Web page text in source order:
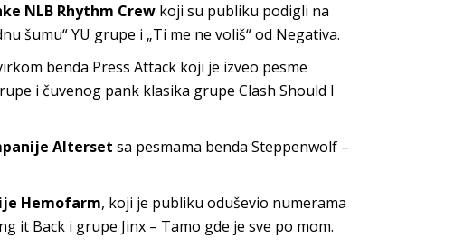
NLB Rhythm Crew koji su publiku podigli na
šumu“ YU grupe i „Ti me ne voliš“ od Negativa.
benda Press Attack koji je izveo pesme
i čuvenog pank klasika grupe Clash Should I
Alterset sa pesmama benda Steppenwolf –
Hemofarm, koji je publiku oduševio numerama
it Back i grupe Jinx – Tamo gde je sve po mom.